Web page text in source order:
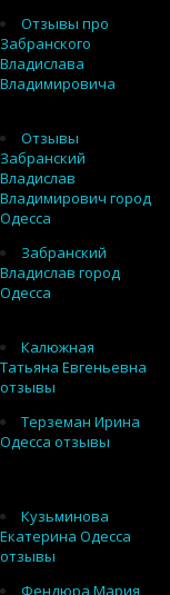
Отзывы про
Забранского
Владислава
Владимировича
Отзывы
Забранский
Владислав
Владимирович город
Одесса
Забранский
Владислав город
Одесса
Калюжная
Татьяна Евгеньевна
отзывы
Терземан Ирина
Одесса отзывы
Кузьминова
Екатерина Одесса
отзывы
Фендюра Мария